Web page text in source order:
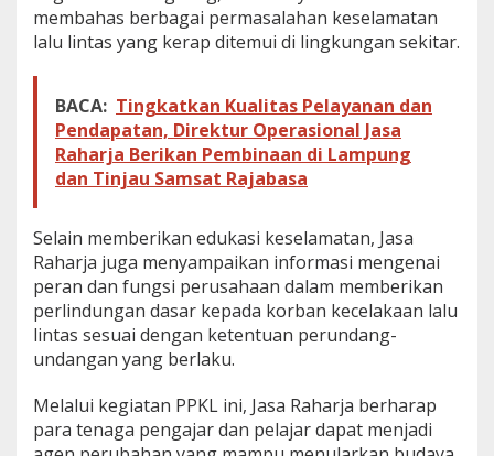
membahas berbagai permasalahan keselamatan
lalu lintas yang kerap ditemui di lingkungan sekitar.
BACA: Tingkatkan Kualitas Pelayanan dan
Pendapatan, Direktur Operasional Jasa
Raharja Berikan Pembinaan di Lampung
dan Tinjau Samsat Rajabasa
Selain memberikan edukasi keselamatan, Jasa
Raharja juga menyampaikan informasi mengenai
peran dan fungsi perusahaan dalam memberikan
perlindungan dasar kepada korban kecelakaan lalu
lintas sesuai dengan ketentuan perundang-
undangan yang berlaku.
Melalui kegiatan PPKL ini, Jasa Raharja berharap
para tenaga pengajar dan pelajar dapat menjadi